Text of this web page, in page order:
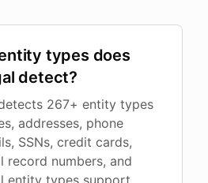
types does
detect?
267+ entity types
addresses, phone
SSNs, credit cards,
record numbers, and
entity types support